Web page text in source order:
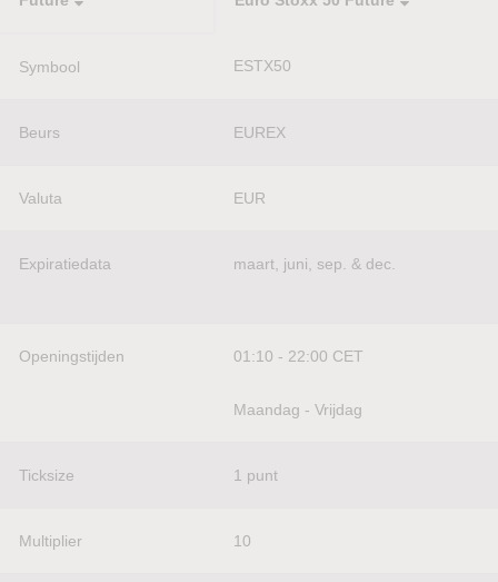
Symbool
ESTX50
Beurs EUREX
Valuta EUR
Expiratiedata maart, juni, sep. & dec.
Openingstijden 01:10 - 22:00 CET
Maandag - Vrijdag
Ticksize 1 punt
Multiplier 10